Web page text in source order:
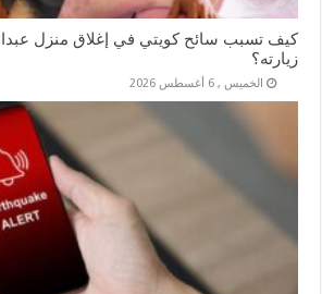
كيف تسبب سائح كويتي في إغلاق منزل
زيارته؟
الخميس , 6 أغسطس 2026